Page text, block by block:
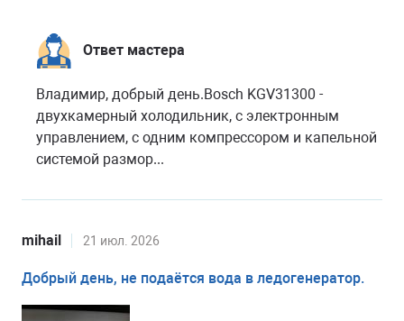
Ответ мастера
Владимир, добрый день.Bosch KGV31300 -
двухкамерный холодильник, с электронным
управлением, с одним компрессором и капельной
системой размор...
mihail 21 июл. 2026
Добрый день, не подаётся вода в ледогенератор.